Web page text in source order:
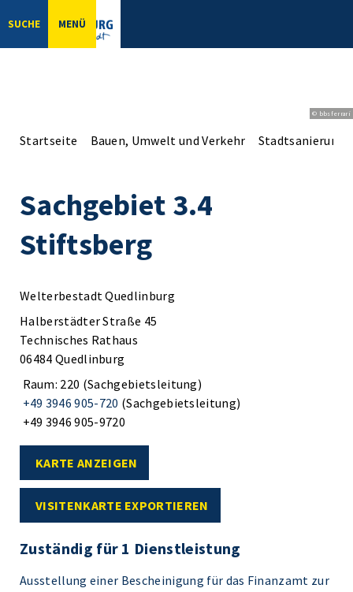
SUCHE MENÜ
© bbsferrari
Startseite Bauen, Umwelt und Verkehr Stadtsanierung
Sachgebiet 3.4
Stiftsberg
Welterbestadt Quedlinburg
Halberstädter Straße 45
Technisches Rathaus
06484 Quedlinburg
Raum: 220 (Sachgebietsleitung)
+49 3946 905-720 (Sachgebietsleitung)
+49 3946 905-9720
KARTE ANZEIGEN
VISITENKARTE EXPORTIEREN
Zuständig für 1 Dienstleistung
Ausstellung einer Bescheinigung für das Finanzamt zur